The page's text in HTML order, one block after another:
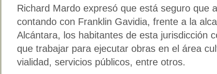
Richard Mardo expresó que está seguro que
contando con Franklin Gavidia, frente a la
Alcántara, los habitantes de esta jurisdicción
que trabajar para ejecutar obras en el área
vialidad, servicios públicos, entre otros.